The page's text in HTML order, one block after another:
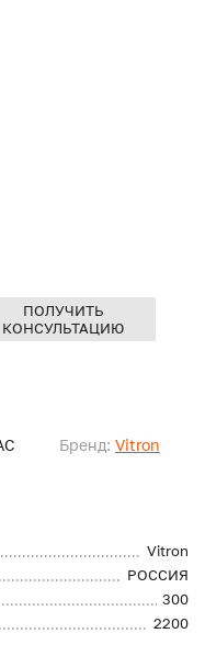
Бренд: Vitron
Vitron
РОССИЯ
300
2200
ПОЛУЧИТЬ
КОНСУЛЬТАЦИЮ